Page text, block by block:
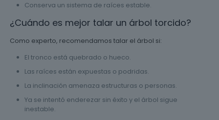
Conserva un sistema de raíces estable.
¿Cuándo es mejor talar un árbol torcido?
Como experto, recomendamos talar el árbol si:
El tronco está quebrado o hueco.
Las raíces están expuestas o podridas.
La inclinación amenaza estructuras o personas.
Ya se intentó enderezar sin éxito y el árbol sigue
inestable.